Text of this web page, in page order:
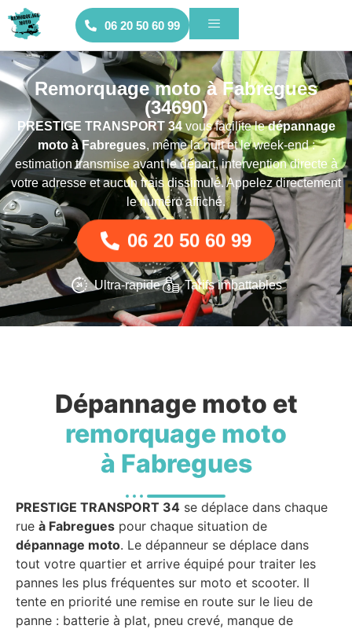
06 20 50 60 99
Remorquage moto à Fabregues
(34690)
PRESTIGE TRANSPORT 34vous facilite ledépannage
moto à Fabregues, même la nuit et le week-end :
estimation transmise avant le départ, intervention directe à
votre adresse et aucun frais dissimulé. Appelez directement
le numéro affiché.
06 20 50 60 99
Ultra-rapide Tarifs imbattables
Dépannage moto et
remorquage moto
à Fabregues
PRESTIGE TRANSPORT 34 se déplace dans chaque
rue à Fabregues pour chaque situation de
dépannage moto. Le dépanneur se déplace dans
tout votre quartier et arrive équipé pour traiter les
pannes les plus fréquentes sur moto et scooter. Il
tente en priorité une remise en route sur le lieu de
panne : batterie à plat, pneu crevé, manque de